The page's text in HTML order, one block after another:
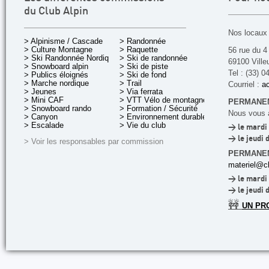
du Club Alpin
> Alpinisme / Cascade
> Culture Montagne
> Ski Randonnée Nordique
> Snowboard alpin
> Publics éloignés
> Marche nordique
> Jeunes
> Mini CAF
> Snowboard rando
> Canyon
> Escalade
> Randonnée
> Raquette
> Ski de randonnée
> Ski de piste
> Ski de fond
> Trail
> Via ferrata
> VTT Vélo de montagne
> Formation / Sécurité
> Environnement durable
> Vie du club
> Voir les responsables par commission
Nos
56 rue du
69100
Tel : (33)
Courriel :
Nous vous
> le mardi
> le jeudi
> le mardi
> le jeudi
🚧 UN